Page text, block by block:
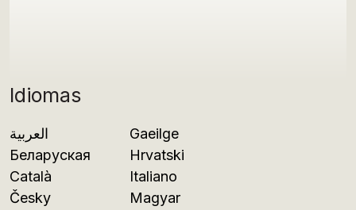
Idiomas
العربية
Беларуская
Català
Česky
Gaeilge
Hrvatski
Italiano
Magyar